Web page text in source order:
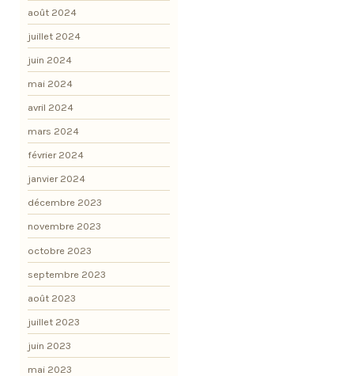
août 2024
juillet 2024
juin 2024
mai 2024
avril 2024
mars 2024
février 2024
janvier 2024
décembre 2023
novembre 2023
octobre 2023
septembre 2023
août 2023
juillet 2023
juin 2023
mai 2023